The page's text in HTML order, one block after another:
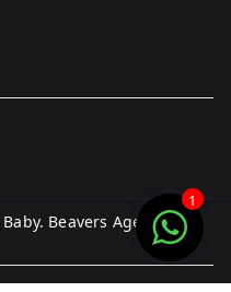
. Beavers Agency
1